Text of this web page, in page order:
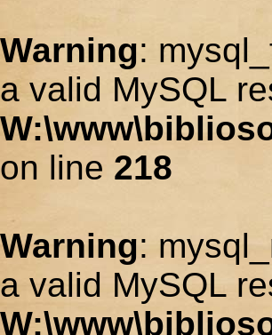
Warning:
a valid MySQL
on line 218
Warning:
a valid MySQL